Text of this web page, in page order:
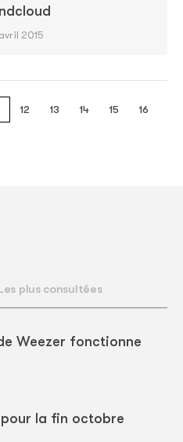
2015
12 13 14 15 16
plus consultées
Weezer fonctionne
la fin octobre